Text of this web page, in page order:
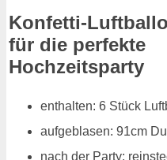
Konfetti-
für die perfekte
Hochzeitsparty
enthalten: 6 Stück
aufgeblasen: 91cm
nach der Party: